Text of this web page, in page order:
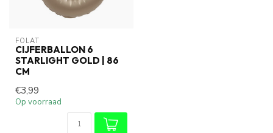
FOLAT
CIJFERBALLON 6
STARLIGHT GOLD | 86
CM
€3,99
Op voorraad